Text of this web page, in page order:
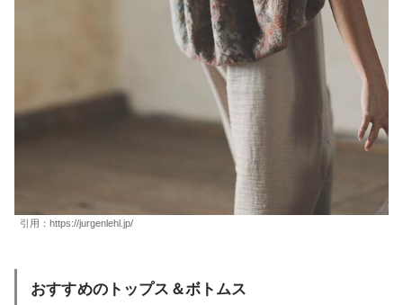
引用： https://jurgenlehl.jp/
おすすめのトップス＆ボトムス